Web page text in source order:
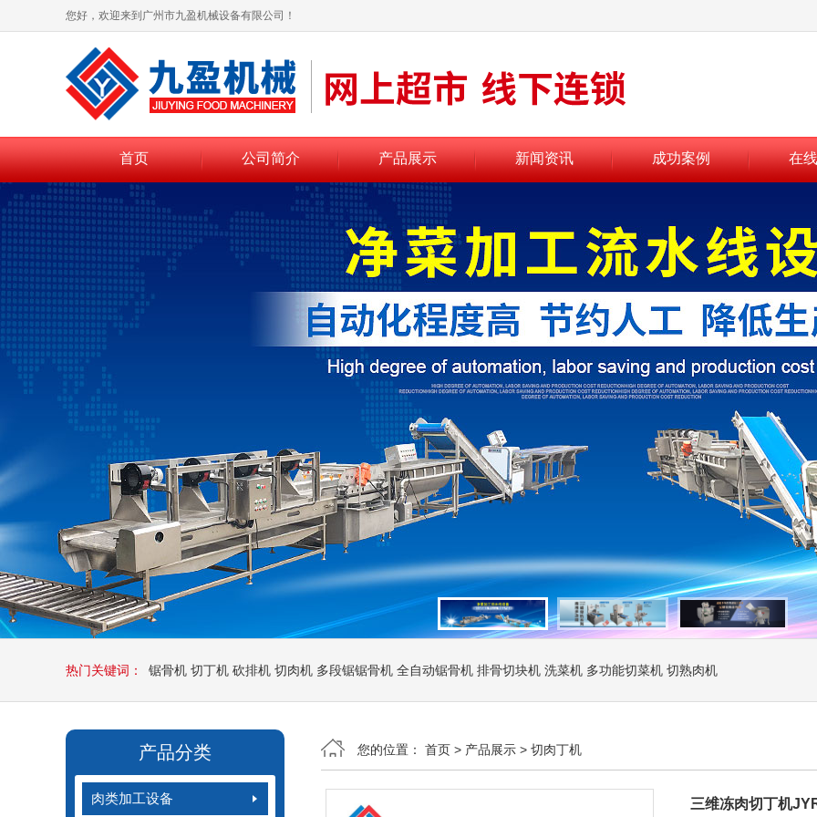
您好，欢迎来到广州市九盈机械设备有限公司！
首页 公司简介 产品展示 新闻资讯 成功案例 在
热门关键词： 锯骨机 切丁机 砍排机 切肉机 多段锯锯骨机 全自动锯骨机 排骨切块机 洗菜机 多功能切菜机 切熟肉机
产品分类
肉类加工设备
您的位置： 首页 > 产品展示 > 切肉丁机
三维冻肉切丁机